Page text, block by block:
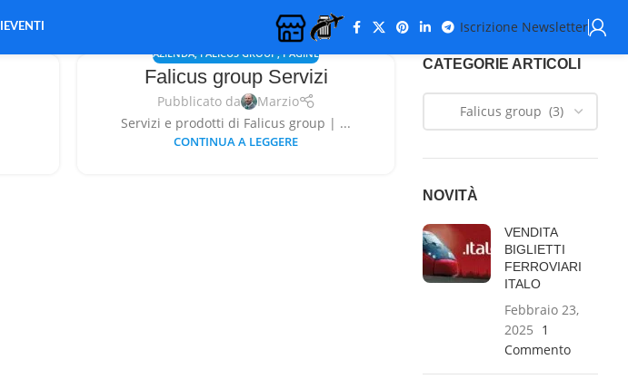
EVENTI Iscrizione Newsletter
AZIENDA FALICUS GROUP PAGINE
Falicus group Servizi
Pubblicato da
Marzio
Servizi e prodotti di Falicus group | ...
CONTINUA A LEGGERE
CATEGORIE ARTICOLI
NOVITÀ
VENDITA
BIGLIETTI
FERROVIARI
ITALO
Febbraio 23,
2025 1
Commento